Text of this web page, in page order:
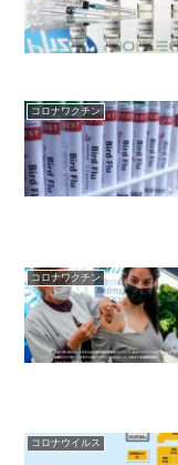
コロナワクチン
コロナワクチン
コロナウイルス